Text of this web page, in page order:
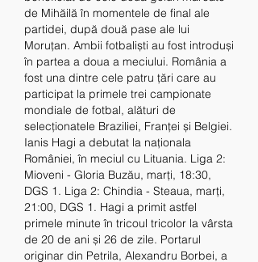
de Mihăilă în momentele de final ale
partidei, după două pase ale lui
Moruțan. Ambii fotbaliști au fost introduși
în partea a doua a meciului. România a
fost una dintre cele patru țări care au
participat la primele trei campionate
mondiale de fotbal, alături de
selecționatele Braziliei, Franței și Belgiei.
Ianis Hagi a debutat la naționala
României, în meciul cu Lituania. Liga 2:
Mioveni - Gloria Buzău, marți, 18:30,
DGS 1. Liga 2: Chindia - Steaua, marți,
21:00, DGS 1. Hagi a primit astfel
primele minute în tricoul tricolor la vârsta
de 20 de ani și 26 de zile. Portarul
originar din Petrila, Alexandru Borbei, a